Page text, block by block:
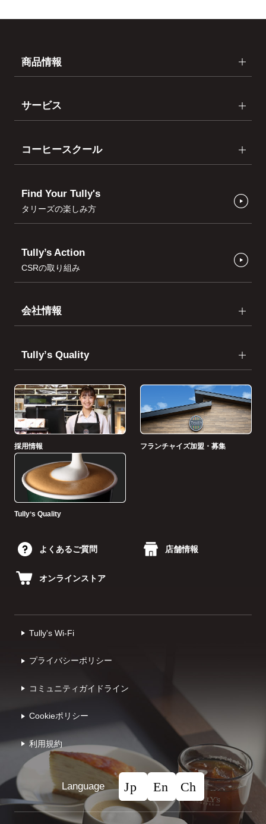
商品情報
サービス
コーヒースクール
Find Your Tully's
タリーズの楽しみ方
Tully’s Action
CSRの取り組み
会社情報
Tullyʼs Quality
採用情報 フランチャイズ加盟・募集
Tullyʼs Quality
よくあるご質問 店舗情報
オンラインストア
Tully's Wi-Fi
プライバシーポリシー
コミュニティガイドライン
Cookieポリシー
利⽤規約
Language